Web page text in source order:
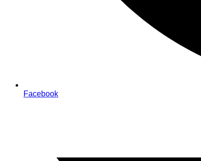
Facebook